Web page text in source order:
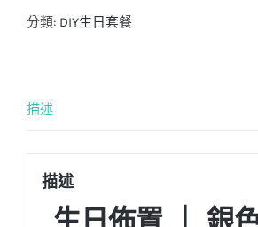
分類: DIY生日套餐
描述
描述